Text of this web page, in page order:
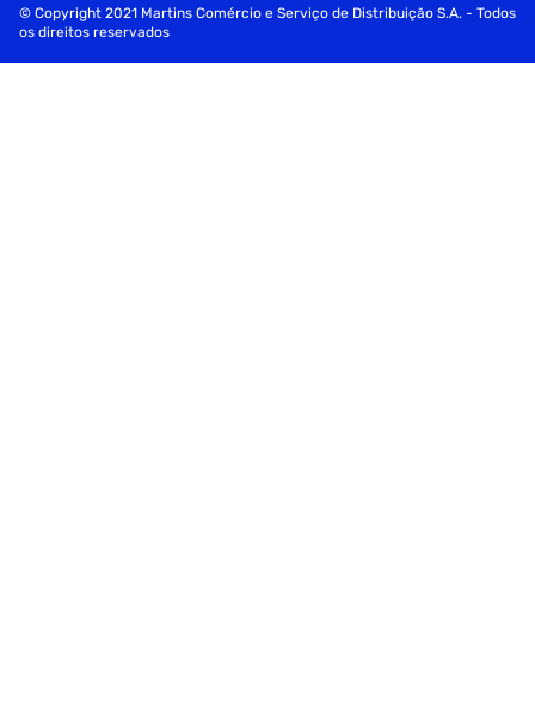
© Copyright 2021 Martins Comércio e Serviço de Distribuição S.A. - Todos
os direitos reservados